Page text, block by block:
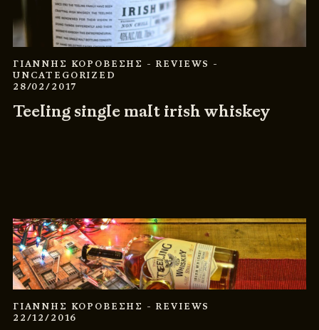
ΓΙΑΝΝΗΣ ΚΟΡΟΒΕΣΗΣ - REVIEWS -
UNCATEGORIZED
28/02/2017
Teeling single malt irish whiskey
ΓΙΑΝΝΗΣ ΚΟΡΟΒΕΣΗΣ - REVIEWS
22/12/2016